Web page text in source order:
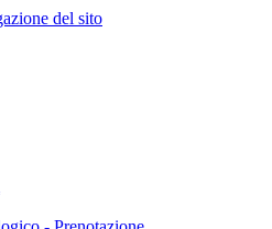
del sito